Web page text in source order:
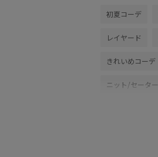
初夏コーデ
レイヤード
きれいめコーデ
ニット/セーター